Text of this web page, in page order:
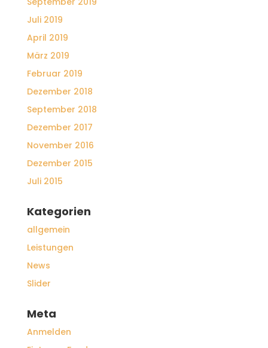
Juli 2019
April 2019
März 2019
Februar 2019
Dezember 2018
September 2018
Dezember 2017
November 2016
Dezember 2015
Juli 2015
Kategorien
allgemein
Leistungen
News
Slider
Meta
Anmelden